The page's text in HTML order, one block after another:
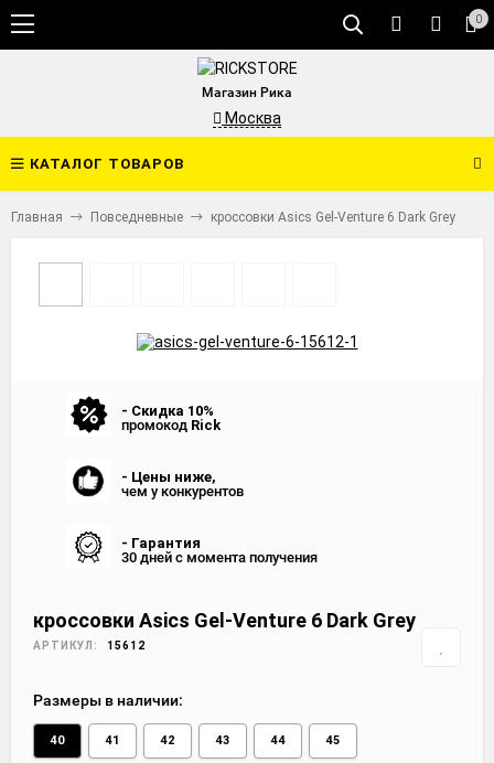
0
Магазин Рика
Москва
КАТАЛОГ ТОВАРОВ
Главная Повседневные кроссовки Asics Gel-Venture 6 Dark Grey
- Скидка 10%
промокод Rick
- Цены ниже,
чем у конкурентов
- Гарантия
30 дней с момента получения
кроссовки Asics Gel-Venture 6 Dark Grey
АРТИКУЛ: 15612
Размеры в наличии:
40 41 42 43 44 45